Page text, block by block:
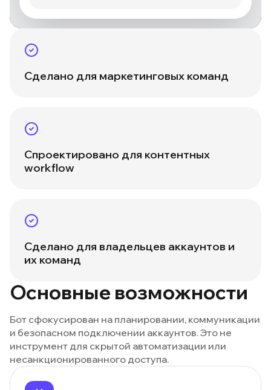
Сделано для маркетинговых команд
Спроектировано для контентных
workflow
Сделано для владельцев аккаунтов и
их команд
Основные возможности
Бот сфокусирован на планировании, коммуникации
и безопасном подключении аккаунтов. Это не
инструмент для скрытой автоматизации или
несанкционированного доступа.